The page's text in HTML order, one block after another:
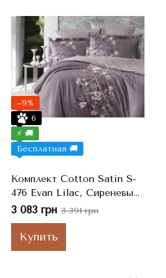
−9%
6
⚡ 🚚
Бесплатная 🚚
Комплект Cotton Satin S-
476 Evan Lilac, Сиреневый,
Евро, 200x220 см, 240x260
см, 50x70 см
3 083 грн 3 391 грн
Купить